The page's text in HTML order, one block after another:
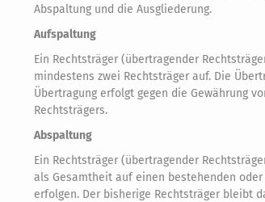
Abspaltung und die Ausgliederung.
Aufspaltung
Ein Rechtsträger (übertragender
mindestens zwei Rechtsträger auf. Die
Übertragung erfolgt gegen die Gewährung
Rechtsträgers.
Abspaltung
Ein Rechtsträger (übertragender
als Gesamtheit auf einen bestehenden
erfolgen. Der bisherige Rechtsträger bleibt